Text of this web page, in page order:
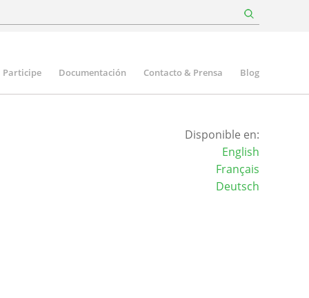
Participe Documentación Contacto & Prensa Blog
Disponible en:
English
Français
Deutsch